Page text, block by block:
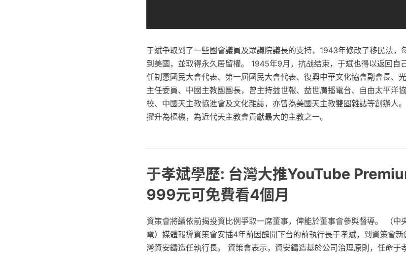
于斌争取到了一些國會議員及眾議院議長的支持，1943年修改了移民法，
到美國，並取得永久居留權。 1945年9月，抗战结束，于斌也得以返回
任制憲國民大會代表、第一屆國民大會代表、復興中華文化協會副會長、
主任委員、中國主教團團長，曾主持益世報、益世廣播電台、自由太平洋
校、中國天主教協進會及文化雜誌，亦曾為美國天主教雙圈雜誌等創辦人
擢升為樞機，為近代天主教會貢獻最大的主教之一。
于孝斌學歷: 台灣大推YouTube
999元可免費看4個月
資策會將續依前揭投資比例爭取一席董事，俾能於董事會參與督導。 （中
電）媒體報導資策會安插4年前因醜聞下台的前執行長于孝斌，到資策會
灣資安鑄造任執行長。 資策會表示，資安鑄造基於公司治理原則，任命于